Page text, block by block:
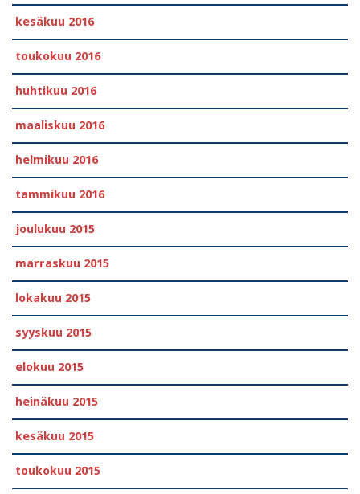
kesäkuu 2016
toukokuu 2016
huhtikuu 2016
maaliskuu 2016
helmikuu 2016
tammikuu 2016
joulukuu 2015
marraskuu 2015
lokakuu 2015
syyskuu 2015
elokuu 2015
heinäkuu 2015
kesäkuu 2015
toukokuu 2015